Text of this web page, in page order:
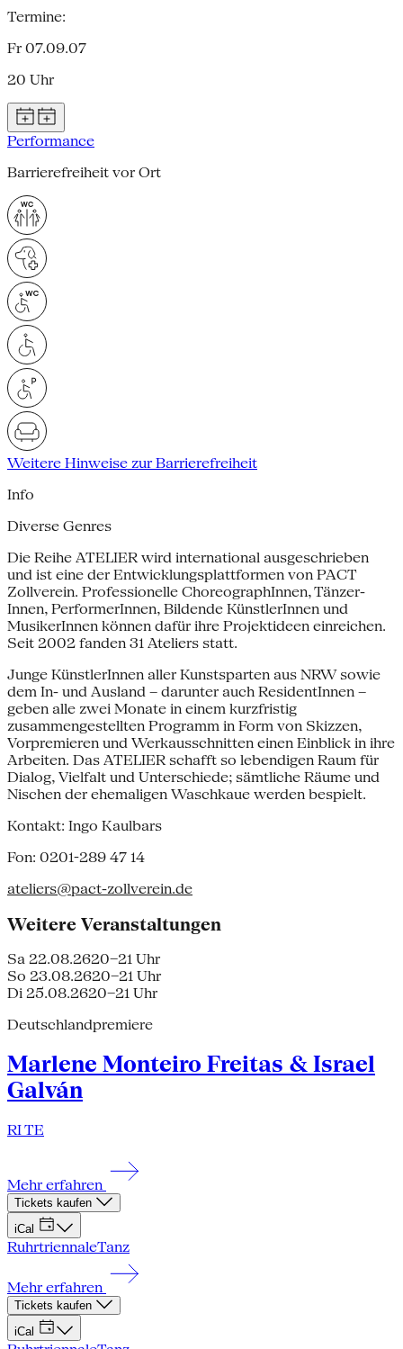
Termine:
Fr 07.09.07
20 Uhr
Performance
Barrierefreiheit vor Ort
Weitere Hinweise zur Barrierefreiheit
Info
Diverse Genres
Die Reihe ATELIER wird international ausgeschrieben
und ist eine der Entwicklungsplattformen von PACT
Zollverein. Professionelle ChoreographInnen, Tänzer­
Innen, PerformerInnen, Bildende KünstlerInnen und
MusikerInnen können dafür ihre Projektideen einreichen.
Seit 2002 fanden 31 Ateliers statt.
Junge KünstlerInnen aller Kunstsparten aus NRW sowie
dem In- und Ausland – darunter auch Resident­Innen –
geben alle zwei Monate in einem kurzfristig
zusammengestellten Programm in Form von Skizzen,
Vorpremieren und Werkausschnitten einen Einblick in ihre
Arbeiten. Das ATELIER schafft so lebendigen Raum für
Dialog, Vielfalt und Unterschiede; sämtliche Räume und
Nischen der ehemaligen Waschkaue werden bespielt.
Kontakt: Ingo Kaulbars
Fon: 0201-289 47 14
ateliers@pact-zollverein.de
Weitere Veranstaltungen
Sa 22.08.2620–21 Uhr
So 23.08.2620–21 Uhr
Di 25.08.2620–21 Uhr
Deutschlandpremiere
Marlene Monteiro Freitas & Israel
Galván
RI TE
Mehr erfahren
Tickets kaufen
iCal
RuhrtriennaleTanz
Mehr erfahren
Tickets kaufen
iCal